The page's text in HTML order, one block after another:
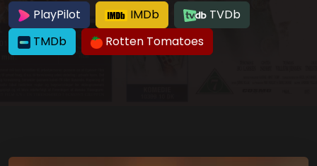
PlayPilot IMDb
TVDb
TMDb
Rotten Tomatoes